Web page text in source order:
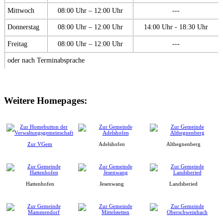
Mittwoch 08:00 Uhr – 12:00 Uhr ---
Donnerstag 08:00 Uhr – 12:00 Uhr 14:00 Uhr - 18:30 Uhr
Freitag 08:00 Uhr – 12:00 Uhr ---
oder nach Terminabsprache
Weitere Homepages:
Zur VGem Adelshofen Althegnenberg
Hattenhofen Jesenwang Landsberied